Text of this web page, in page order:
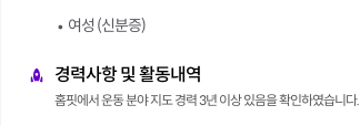
여성 (신분증)
경력사항 및 활동내역
홈핏에서 운동 분야 지도 경력 3년 이상 있음을 확인하였습니다.